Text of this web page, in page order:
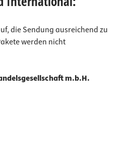
die Sendung ausreichend zu
werden nicht
m.b.H.